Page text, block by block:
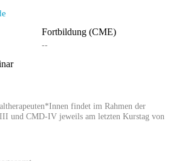
Fortbildung (CME)
--
findet im Rahmen der
und CMD-IV jeweils am letzten Kurstag von